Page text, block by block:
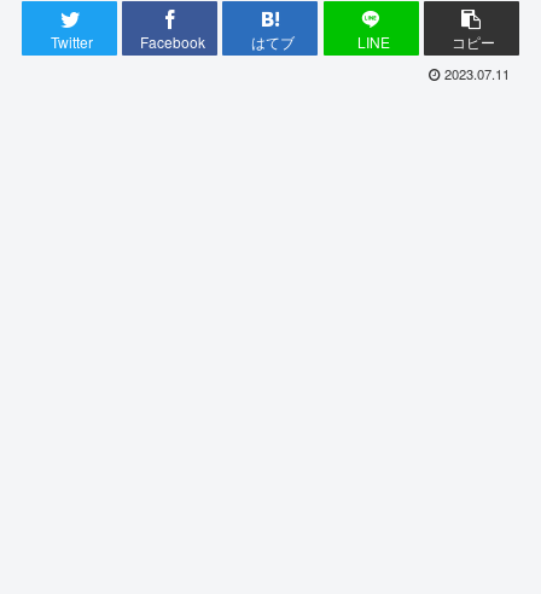
Twitter Facebook はてブ LINE コピー
2023.07.11